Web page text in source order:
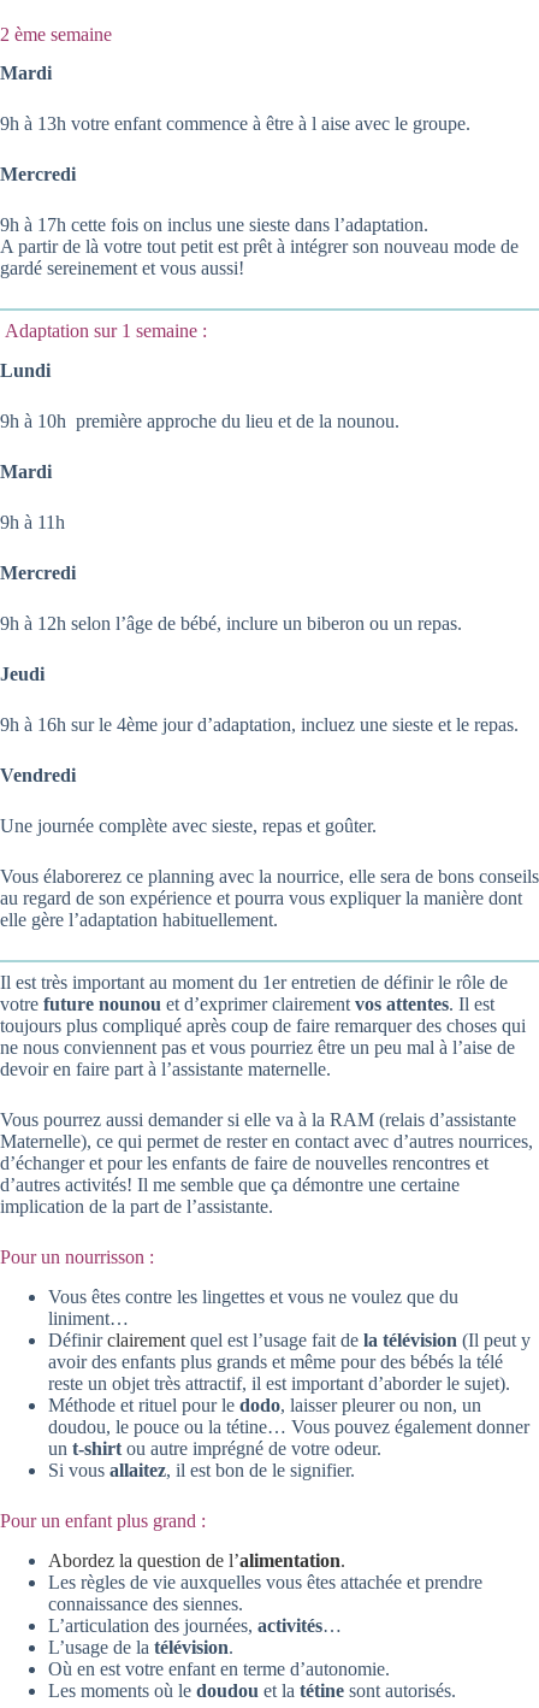
2 ème semaine
Mardi
9h à 13h votre enfant commence à être à l aise avec le groupe.
Mercredi
9h à 17h cette fois on inclus une sieste dans l’adaptation.
A partir de là votre tout petit est prêt à intégrer son nouveau mode de
gardé sereinement et vous aussi!
Adaptation sur 1 semaine :
Lundi
9h à 10h première approche du lieu et de la nounou.
Mardi
9h à 11h
Mercredi
9h à 12h selon l’âge de bébé, inclure un biberon ou un repas.
Jeudi
9h à 16h sur le 4ème jour d’adaptation, incluez une sieste et le repas.
Vendredi
Une journée complète avec sieste, repas et goûter.
Vous élaborerez ce planning avec la nourrice, elle sera de bons conseils
au regard de son expérience et pourra vous expliquer la manière dont
elle gère l’adaptation habituellement.
Il est très important au moment du 1er entretien de définir le rôle de
votre future nounou et d’exprimer clairement vos attentes. Il est
toujours plus compliqué après coup de faire remarquer des choses qui
ne nous conviennent pas et vous pourriez être un peu mal à l’aise de
devoir en faire part à l’assistante maternelle.
Vous pourrez aussi demander si elle va à la RAM (relais d’assistante
Maternelle), ce qui permet de rester en contact avec d’autres nourrices,
d’échanger et pour les enfants de faire de nouvelles rencontres et
d’autres activités! Il me semble que ça démontre une certaine
implication de la part de l’assistante.
Pour un nourrisson :
Vous êtes contre les lingettes et vous ne voulez que du
liniment…
Définirclairement quel est l’usage fait de la télévision (Il peut y
avoir des enfants plus grands et même pour des bébés la télé
reste un objet très attractif, il est important d’aborder le sujet).
Méthode et rituel pour le dodo, laisser pleurer ou non, un
doudou, le pouce ou la tétine… Vous pouvez également donner
un t-shirt ou autre imprégné de votre odeur.
Si vous allaitez, il est bon de le signifier.
Pour un enfant plus grand :
Abordez la question de l’alimentation.
Les règles de vie auxquelles vous êtes attachée et prendre
connaissance des siennes.
L’articulation des journées, activités…
L’usage de la télévision.
Où en est votre enfant en terme d’autonomie.
Les moments où le doudou et la tétine sont autorisés.